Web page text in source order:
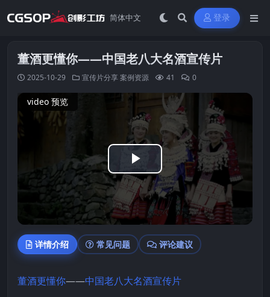
登录
董酒更懂你——中国老八大名酒宣传片
2025-10-29 宣传片分享案例资源 41 0
video 预览
Play
Video
详情介绍 常见问题 评论建议
董酒更懂你——中国老八大名酒宣传片